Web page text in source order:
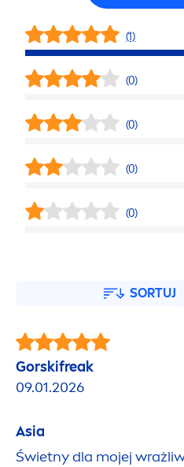
(1)
(0)
(0)
(0)
(0)
SORTUJ
Gorskifreak
09.01.2026
Asia
Świetny dla mojej